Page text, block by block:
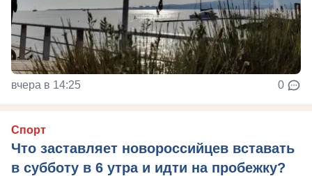
вчера в 14:25 0
Спорт
Что заставляет новороссийцев вставать
в субботу в 6 утра и идти на пробежку?